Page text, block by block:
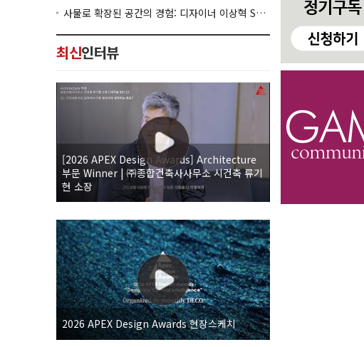
사물로 확장된 공간의 경험: 디자이너 이상혁 SANGHYEOK LEE
최신인터뷰
[2026 APEX Design Awards] Architecture
부문 Winner | ㈜종합건축사사무소 시건축 류기
현 소장
2026 APEX Design Awards 현장스케치